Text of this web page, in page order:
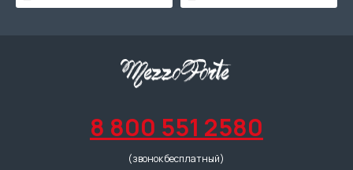
8 800 551 2580
(звонок бесплатный)